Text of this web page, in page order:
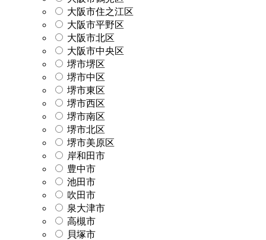
大阪市住之江区
大阪市平野区
大阪市北区
大阪市中央区
堺市堺区
堺市中区
堺市東区
堺市西区
堺市南区
堺市北区
堺市美原区
岸和田市
豊中市
池田市
吹田市
泉大津市
高槻市
貝塚市